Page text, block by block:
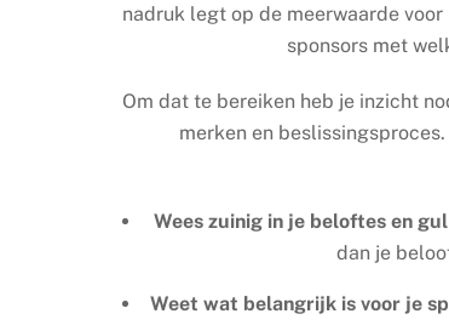
nadruk legt op de meerwaarde
sponsors met
Om dat te bereiken heb je inzicht
merken en
Wees zuinig in je beloftes en
dan je
Weet wat belangrijk is voor je